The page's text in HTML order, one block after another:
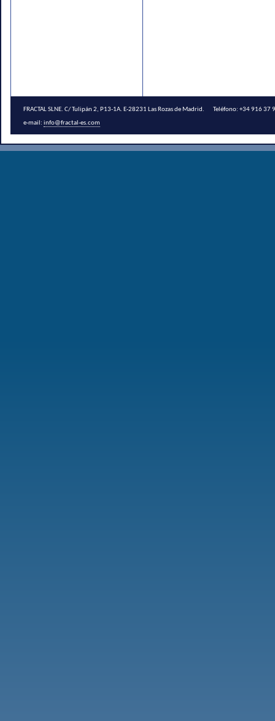
FRACTAL SLNE. C/ Tulipán 2, P13-1A. E-28231 Las Rozas de Madrid. Teléfono: +34 916
e-mail: info@fractal-es.com